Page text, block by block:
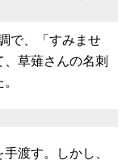
で、「すみませ
草薙さんの名刺
渡す。しかし、